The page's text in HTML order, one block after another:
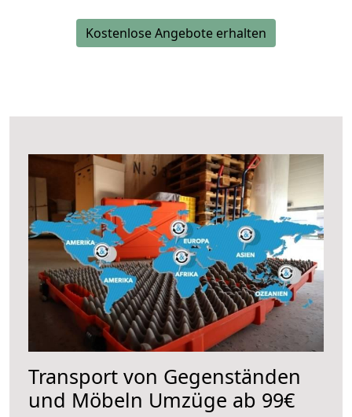
Kostenlose Angebote erhalten
Transport von Gegenständen
und Möbeln Umzüge ab 99€